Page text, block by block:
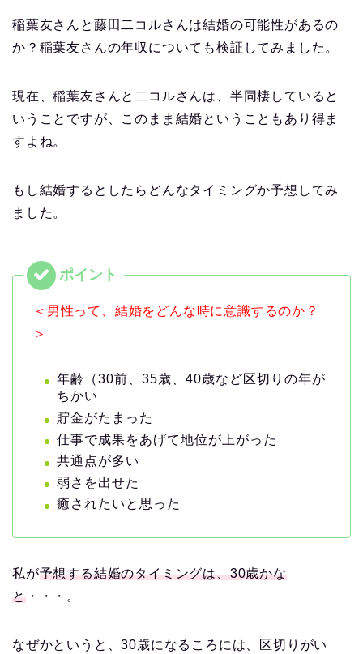
稲葉友さんと藤田二コルさんは結婚の可能性があるの
か？稲葉友さんの年収についても検証してみました。
現在、稲葉友さんと二コルさんは、半同棲していると
いうことですが、このまま結婚ということもあり得ま
すよね。
もし結婚するとしたらどんなタイミングか予想してみ
ました。
＜男性って、結婚をどんな時に意識するのか？
＞
年齢（30前、35歳、40歳など区切りの年が
ちかい
貯金がたまった
仕事で成果をあげて地位が上がった
共通点が多い
弱さを出せた
癒されたいと思った
私が予想する結婚のタイミングは、30歳かな
と・・・。
なぜかというと、30歳になるころには、区切りがい